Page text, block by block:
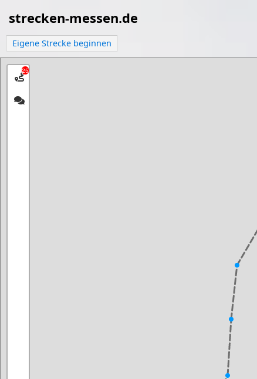
strecken-messen.de
Eigene Strecke beginnen
25